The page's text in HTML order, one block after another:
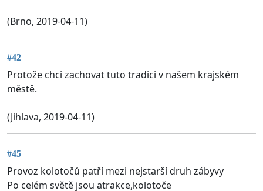
(Brno, 2019-04-11)
#42
Protože chci zachovat tuto tradici v našem krajském
městě.
(Jihlava, 2019-04-11)
#45
Provoz kolotočů patří mezi nejstarší druh zábyvy
Po celém světě jsou atrakce,kolotoče